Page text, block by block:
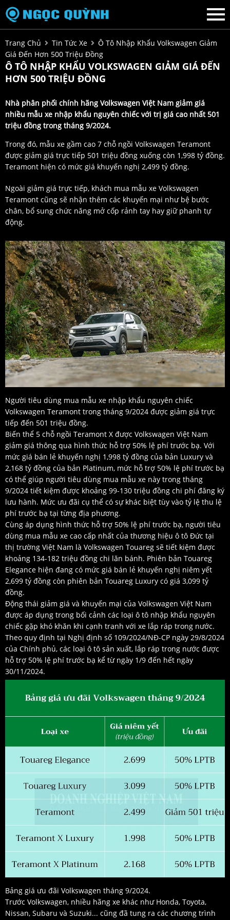
Trang Chủ Tin Tức Xe
Ô Tô Nhập Khẩu Volkswagen Giảm
Giá Đến Hơn 500 Triệu Đồng
Ô TÔ NHẬP KHẨU VOLKSWAGEN GIẢM GIÁ ĐẾN
HƠN 500 TRIỆU ĐỒNG
Nhà phân phối chính hãng Volkswagen Việt Nam giảm giá
nhiều mẫu xe nhập khẩu nguyên chiếc với trị giá cao nhất 501
triệu đồng trong tháng 9/2024.
Trong đó, mẫu xe gầm cao 7 chỗ ngồi Volkswagen Teramont
được giảm giá trực tiếp 501 triệu đồng xuống còn 1,998 tỷ đồng.
Teramont hiện có mức giá khuyến nghị 2,499 tỷ đồng.
Ngoài giảm giá trực tiếp, khách mua mẫu xe Volkswagen
Teramont cũng sẽ nhận thêm các khuyến mại như bệ bước
chân, bổ sung chức năng mở cốp rảnh tay hay giữ phanh tự
động.
Người tiêu dùng mua mẫu xe nhập khẩu nguyên chiếc
Volkswagen Teramont trong tháng 9/2024 được giảm giá trực
tiếp đến 501 triệu đồng.
Biến thể 5 chỗ ngồi Teramont X được Volkswagen Việt Nam
giảm giá thông qua hình thức hỗ trợ 50% lệ phí trước bạ. Với
mức giá bán lẻ khuyến nghị 1,998 tỷ đồng của bản Luxury và
2,168 tỷ đồng của bản Platinum, mức hỗ trợ 50% lệ phí trước bạ
có thể giúp người tiêu dùng mua mẫu xe này trong tháng
9/2024 tiết kiệm được khoảng 99-130 triệu đồng chi phí đăng ký
lưu hành. Mức ưu đãi cụ thể có sự khác biệt tùy vào tỷ lệ thu lệ
phí trước bạ tại từng địa phương.
Cùng áp dụng hình thức hỗ trợ 50% lệ phí trước bạ, người tiêu
dùng mua mẫu xe cao cấp nhất của thương hiệu ô tô Đức tại
thị trường Việt Nam là Volkswagen Touareg sẽ tiết kiệm được
khoảng 134-182 triệu đồng chi lăn bánh. Phiên bản Touareg
Elegance hiện đang có mức giá bán lẻ khuyến nghị niêm yết
2,699 tỷ đồng còn phiên bản Touareg Luxury có giá 3,099 tỷ
đồng.
Động thái giảm giá và khuyến mại của Volkswagen Việt Nam
được áp dụng trong bối cảnh các loại ô tô nhập khẩu nguyên
chiếc gặp khó khăn khi cạnh tranh với xe lắp ráp trong nước.
Theo quy định tại Nghị định số 109/2024/NĐ-CP ngày 29/8/2024
của Chính phủ, các loại ô tô sản xuất, lắp ráp trong nước được
hỗ trợ 50% lệ phí trước bạ kể từ ngày 1/9 đến hết ngày
30/11/2024.
Bảng giá ưu đãi Volkswagen tháng 9/2024.
Trước Volkswagen, nhiều hãng xe khác như Honda, Toyota,
Nissan, Subaru và Suzuki... cũng đã tung ra các chương trình